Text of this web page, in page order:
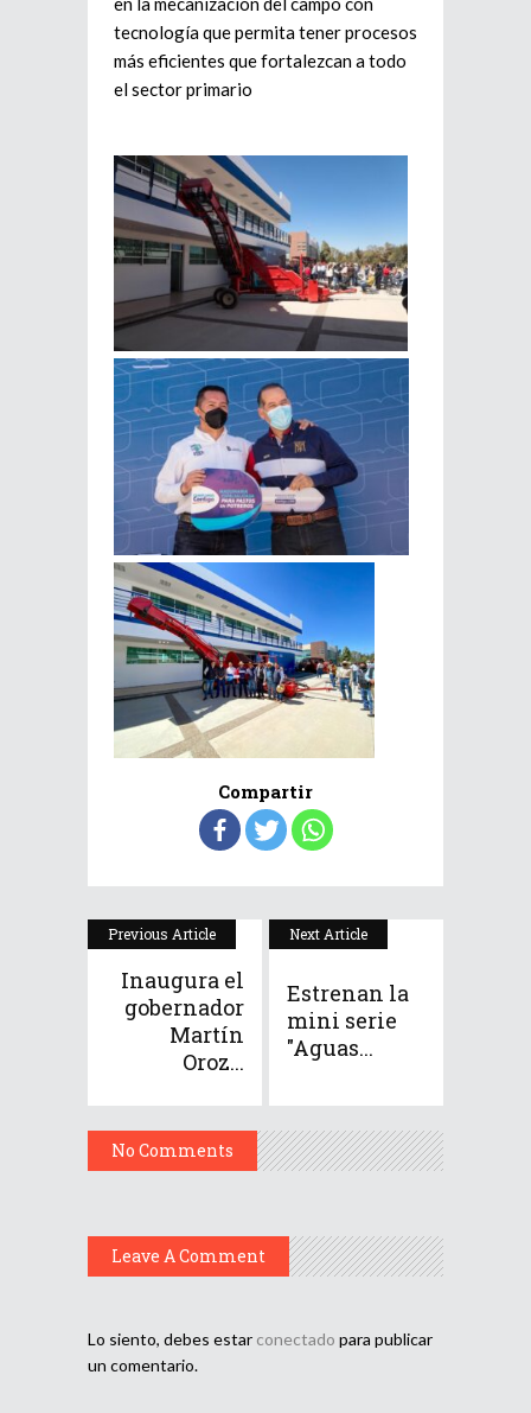
tecnología que permita tener procesos
más eficientes que fortalezcan a todo
el sector primario
Compartir
Previous Article
Inaugura el
gobernador
Martín
Oroz...
Next Article
Estrenan la
mini serie
"Aguas...
No Comments
Leave A Comment
Lo siento, debes estar conectado para publicar
un comentario.